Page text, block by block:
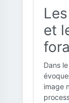
et
Dans
image